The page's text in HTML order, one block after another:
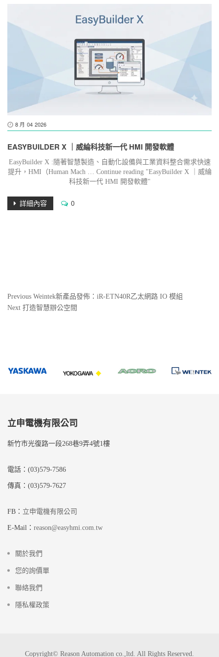
8 月 04 2026
EASYBUILDER X ｜威綸科技新一代 HMI 開發軟體
EasyBuilder X :隨著智慧製造、自動化設備與工業資料整合需求快速
提升，HMI（Human Mach … Continue reading "EasyBuilder X ｜威綸
科技新一代 HMI 開發軟體"
詳細內容 0
文
章
Previous
Post
Previous Weintek新產品發佈：iR-ETN40R乙太網路 IO 模組
Next
Next 打造智慧辦公空間
立申電機有限公司
新竹市光復路一段268巷9弄4號1樓
電話：(03)579-7586
傳真：(03)579-7627
FB： 立申電機有限公司
E-Mail： reason@easyhmi.com.tw
關於我們
您的詢價單
聯絡我們
隱私權政策
Copyright© Reason Automation co.,ltd. All Rights Reserved.